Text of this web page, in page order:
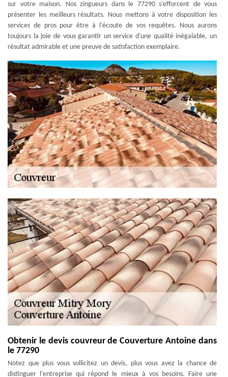
sur votre maison. Nos zingueurs dans le 77290 s'efforcent de vous
présenter les meilleurs résultats. Nous mettons à votre disposition les
services de pros pour être à l'écoute de vos requêtes. Nous aurons
toujours la joie de vous garantir un service d'une qualité inégalable, un
résultat admirable et une preuve de satisfaction exemplaire.
Obtenir le devis couvreur de Couverture Antoine dans
le 77290
Notez que plus vous sollicitez un devis, plus vous avez la chance de
distinguer l'entreprise qui répond le mieux à vos besoins. Faire une